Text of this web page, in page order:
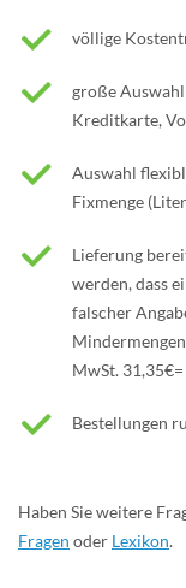
völlige
große
Kreditkarte,
Auswahl
Fixmenge
Lieferung
werden, dass
falscher
MwSt.
Bestellungen
Haben Sie weitere
Fragen oder Lexikon.